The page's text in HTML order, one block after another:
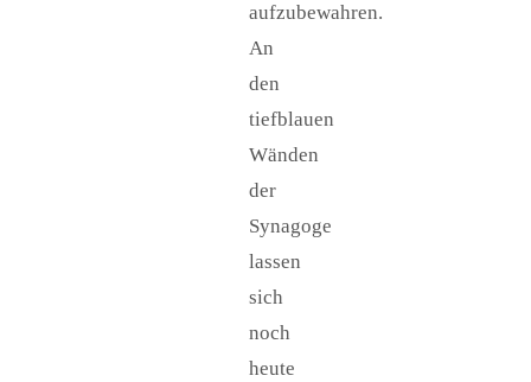
aufzubewahren.
An
den
tiefblauen
Wänden
der
Synagoge
lassen
sich
noch
heute